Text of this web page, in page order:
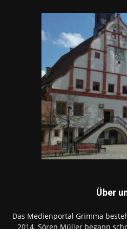
Über
Das Medienportal Grimma
2014. Sören Müller begann